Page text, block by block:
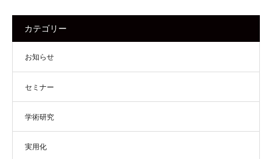
カテゴリー
お知らせ
セミナー
学術研究
実用化